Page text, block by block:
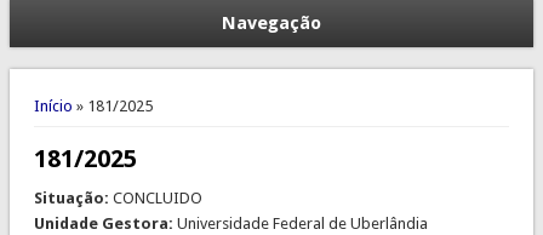
Acesso à informação
Legislação
Navegação
Você está aqui
Início » 181/2025
181/2025
Situação: CONCLUIDO
Unidade Gestora: Universidade Federal de Uberlândia